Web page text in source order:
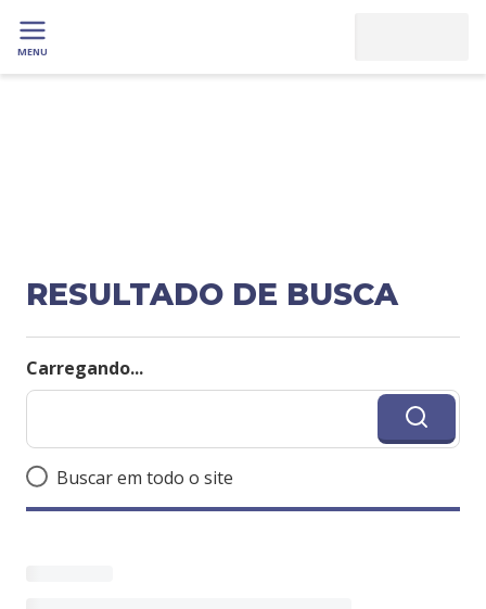
MENU
RESULTADO DE BUSCA
Carregando...
Buscar em todo o site